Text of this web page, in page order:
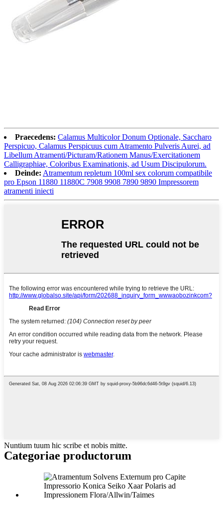
Praecedens: Calamus Multicolor Donum Optionale, Saccharo
Perspicuo, Calamus Perspicuus cum Atramento Pulveris Aurei, ad
Libellum Atramenti/Picturam/Rationem Manus/Exercitationem
Calligraphiae, Coloribus Examinationis, ad Usum Discipulorum.
Deinde: Atramentum repletum 100ml sex colorum compatibile
pro Epson 11880 11880C 7908 9908 7890 9890 Impressorem
atramenti iniecti
Nuntium tuum hic scribe et nobis mitte.
Categoriae productorum